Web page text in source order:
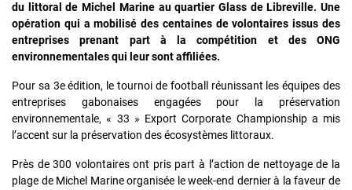
du littoral de Michel Marine au quartier Glass de Libreville. Une
opération qui a mobilisé des centaines de volontaires issus des
entreprises prenant part à la compétition et des ONG
environnementales qui leur sont affiliées.
Pour sa 3e édition, le tournoi de football réunissant les équipes des
entreprises gabonaises engagées pour la préservation
environnementale, « 33 » Export Corporate Championship a mis
l’accent sur la préservation des écosystèmes littoraux.
Près de 300 volontaires ont pris part à l’action de nettoyage de la
plage de Michel Marine organisée le week-end dernier à la faveur de